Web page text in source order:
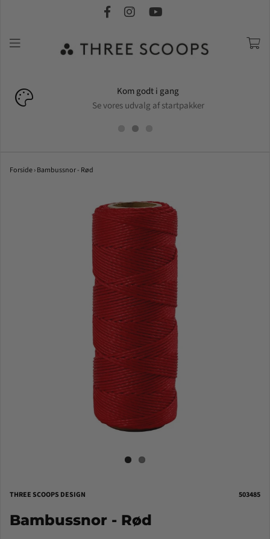
Kom godt i gang
Se vores udvalg af startpakker
Forside›Bambussnor - Rød
THREE SCOOPS DESIGN 503485
Bambussnor - Rød